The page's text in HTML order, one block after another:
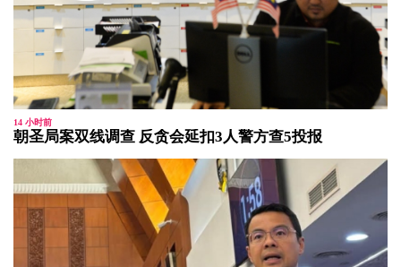
14 小时前
朝圣局案双线调查 反贪会延扣3人警方查5投报